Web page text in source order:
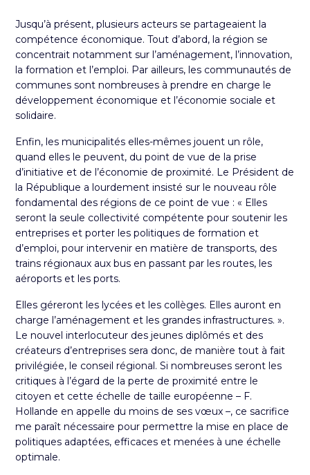
Jusqu’à présent, plusieurs acteurs se partageaient la
compétence économique. Tout d’abord, la région se
concentrait notamment sur l’aménagement, l’innovation,
la formation et l’emploi. Par ailleurs, les communautés de
communes sont nombreuses à prendre en charge le
développement économique et l’économie sociale et
solidaire.
Enfin, les municipalités elles-mêmes jouent un rôle,
quand elles le peuvent, du point de vue de la prise
d’initiative et de l’économie de proximité. Le Président de
la République a lourdement insisté sur le nouveau rôle
fondamental des régions de ce point de vue : « Elles
seront la seule collectivité compétente pour soutenir les
entreprises et porter les politiques de formation et
d’emploi, pour intervenir en matière de transports, des
trains régionaux aux bus en passant par les routes, les
aéroports et les ports.
Elles géreront les lycées et les collèges. Elles auront en
charge l’aménagement et les grandes infrastructures. ».
Le nouvel interlocuteur des jeunes diplômés et des
créateurs d’entreprises sera donc, de manière tout à fait
privilégiée, le conseil régional. Si nombreuses seront les
critiques à l’égard de la perte de proximité entre le
citoyen et cette échelle de taille européenne – F.
Hollande en appelle du moins de ses vœux –, ce sacrifice
me paraît nécessaire pour permettre la mise en place de
politiques adaptées, efficaces et menées à une échelle
optimale.